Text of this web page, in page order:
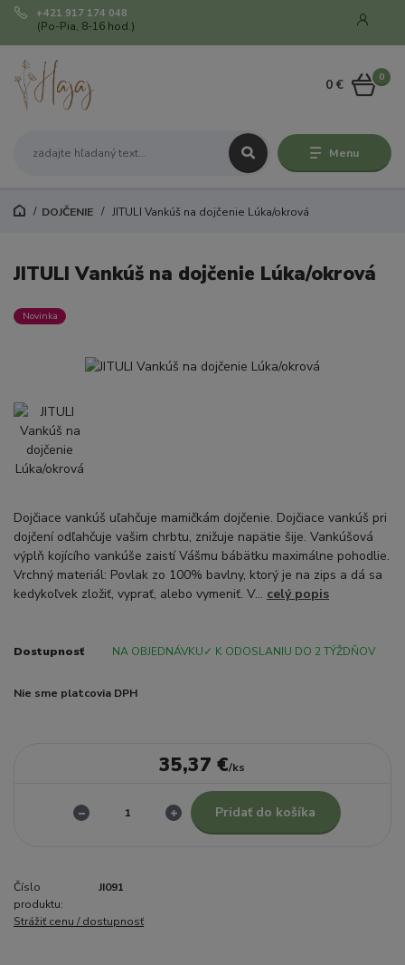
Menu
+421 917 174 048
(Po-Pia, 8-16 hod.)
0
0 €
DOJČENIE JITULI Vankúš na dojčenie Lúka/okrová
JITULI Vankúš na dojčenie Lúka/okrová
Novinka
Dojčiace vankúš uľahčuje mamičkám dojčenie. Dojčiace vankúš pri
dojčení odľahčuje vašim chrbtu, znižuje napätie šije. Vankúšová
výplň kojícího vankúše zaistí Vášmu bábätku maximálne pohodlie.
Vrchný materiál: Povlak zo 100% bavlny, ktorý je na zips a dá sa
kedykoľvek zložiť, vyprať, alebo vymeniť. V... celý popis
Dostupnosť NA OBJEDNÁVKU✓ K ODOSLANIU DO 2 TÝŽDŇOV
Nie sme platcovia DPH
35,37 €/ks
Pridať do košíka
Číslo
produktu:
JI091
Strážiť cenu / dostupnosť